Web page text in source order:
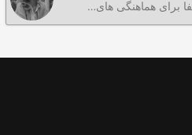
برای هماهنگی های…